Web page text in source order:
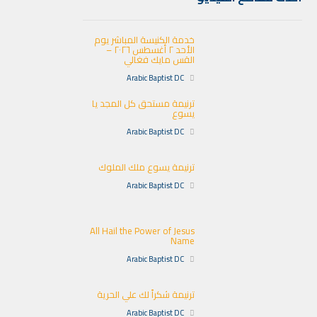
خدمة الكنيسة المباشر يوم
الأحد ٢ أغسطس ٢٠٢٦ –
القس مايك فغالي
Arabic Baptist DC
ترنيمة مستحق كل المجد يا
يسوع
Arabic Baptist DC
ترنيمة يسوع ملك الملوك
Arabic Baptist DC
All Hail the Power of Jesus
Name
Arabic Baptist DC
ترنيمة شكراً لك علي الحرية
Arabic Baptist DC